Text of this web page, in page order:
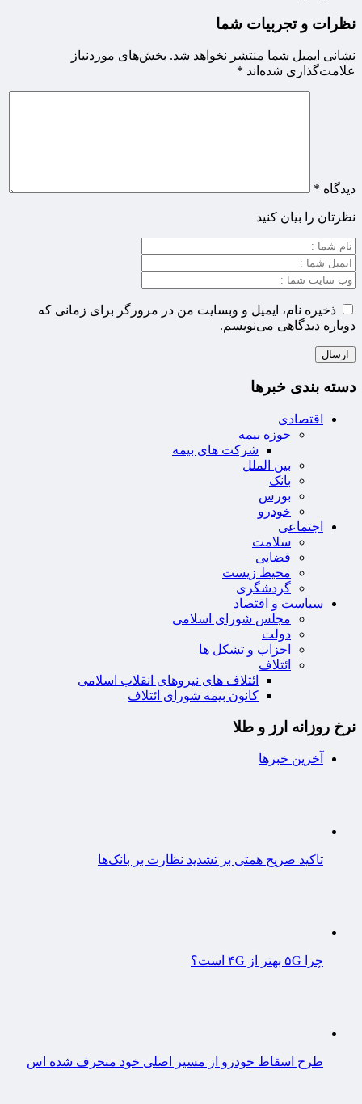
نظرات و تجربیات شما
نشانی ایمیل شما منتشر نخواهد شد. بخش‌های موردنیاز
علامت‌گذاری شده‌اند *
دیدگاه *
نظرتان را بیان کنید
ذخیره نام، ایمیل و وبسایت من در مرورگر برای زمانی که
دوباره دیدگاهی می‌نویسم.
دسته بندی خبرها
اقتصادی
حوزه بیمه
شرکت های بیمه
بین الملل
بانک
بورس
خودرو
اجتماعی
سلامت
قضایی
محیط زیست
گردشگری
سیاست و اقتصاد
مجلس شورای اسلامی
دولت
احزاب و تشکل ها
ائتلاف
ائتلاف های نیروهای انقلاب اسلامی
کانون بیمه شورای ائتلاف
نرخ روزانه ارز و طلا
آخرین خبرها
تاکید صریح همتی بر تشدید نظارت بر بانک‌ها
چرا ۵G بهتر از ۴G است؟
طرح اسقاط خودرو از مسیر اصلی خود منحرف شده اس